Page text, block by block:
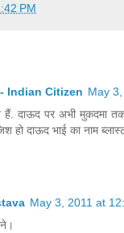
PM
- Indian Citizen May
दाऊद पर अभी मुकदमा
हो दाऊद भाई का नाम
May 3, 2011 at